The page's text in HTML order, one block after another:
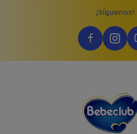
¡Síguenos!